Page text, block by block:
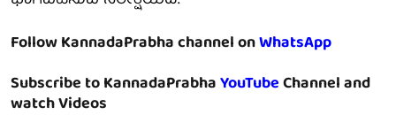
Follow KannadaPrabha channel onWhatsApp
Subscribe to KannadaPrabhaYouTubeChannel and
watch Videos